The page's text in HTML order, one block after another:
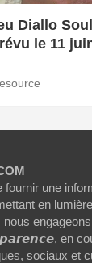
Diallo
le 11
fournir une
en
en
sociaux et